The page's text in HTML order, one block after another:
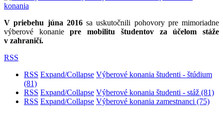
V priebehu júna 2016 sa uskutočnili pohovory pre mimoriadne
výberové konaniepre mobilitu študentov za účelom stáže
v zahraničí.
RSS
RSS Expand/Collapse Výberové konania študenti - štúdium
(81)
RSS Expand/Collapse Výberové konania študenti - stáž (81)
RSS Expand/Collapse Výberové konania zamestnanci (75)